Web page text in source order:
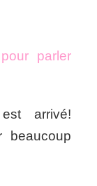
»
parler
arrivé!
beaucoup